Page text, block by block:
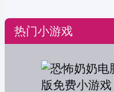
热门小游戏